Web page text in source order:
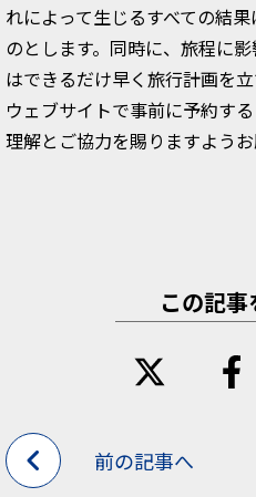
れによって生じるすべての結
のとします。同時に、旅程に
はできるだけ早く旅行計画を
ウェブサイトで事前に予約す
理解とご協力を賜りますようお
この記
前の記事へ